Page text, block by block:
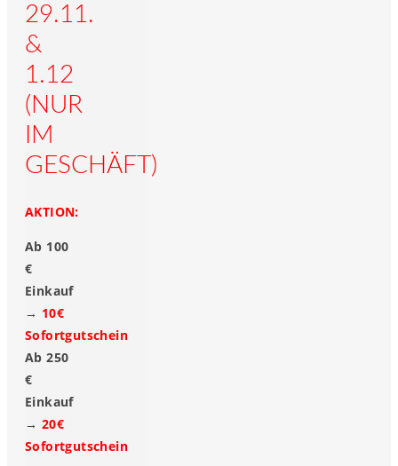
29.11.
&
1.12
(NUR
IM
GESCHÄFT)
AKTION:
Ab 100
€
Einkauf
→ 10€
Sofortgutschein
Ab 250
€
Einkauf
→ 20€
Sofortgutschein